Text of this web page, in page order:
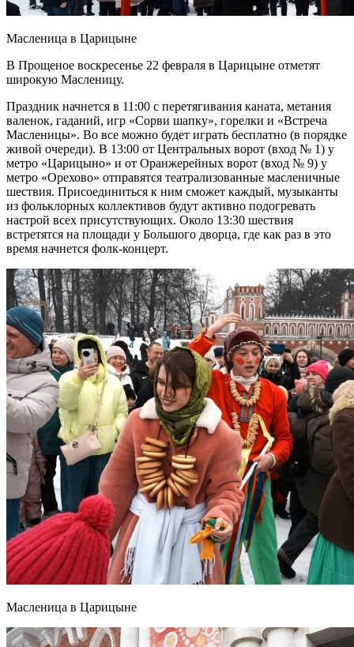
Масленица в Царицыне
В Прощеное воскресенье 22 февраля в Царицыне отметят
широкую Масленицу.
Праздник начнется в 11:00 с перетягивания каната, метания
валенок, гаданий, игр «Сорви шапку», горелки и «Встреча
Масленицы». Во все можно будет играть бесплатно (в порядке
живой очереди). В 13:00 от Центральных ворот (вход № 1) у
метро «Царицыно» и от Оранжерейных ворот (вход № 9) у
метро «Орехово» отправятся театрализованные масленичные
шествия. Присоединиться к ним сможет каждый, музыканты
из фольклорных коллективов будут активно подогревать
настрой всех присутствующих. Около 13:30 шествия
встретятся на площади у Большого дворца, где как раз в это
время начнется фолк-концерт.
Масленица в Царицыне